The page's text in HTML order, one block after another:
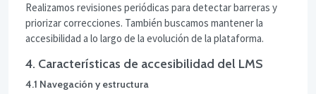
Realizamos revisiones periódicas para detectar barreras y
priorizar correcciones. También buscamos mantener la
accesibilidad a lo largo de la evolución de la plataforma.
4. Características de accesibilidad del LMS
4.1 Navegación y estructura